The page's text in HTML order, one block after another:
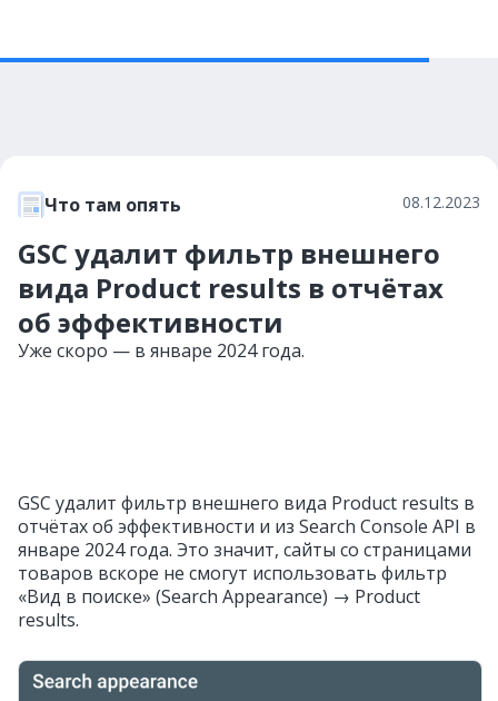
Что там опять 08.12.2023
GSC удалит фильтр внешнего
вида Product results в отчётах
об эффективности
Уже скоро — в январе 2024 года.
GSC удалит фильтр внешнего вида Product results в
отчётах об эффективности и из Search Console API в
январе 2024 года. Это значит, сайты со страницами
товаров вскоре не смогут использовать фильтр
«Вид в поиске» (Search Appearance) → Product
results.